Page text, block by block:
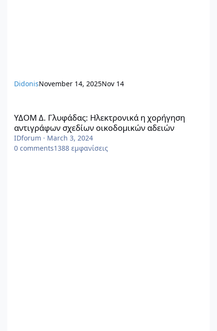
DidonisNovember 14, 2025Nov 14
ΥΔΟΜ Δ. Γλυφάδας: Ηλεκτρονικά η χορήγηση
αντιγράφων σχεδίων οικοδομικών αδειών
IDforum · March 3, 2024
0 comments1388 εμφανίσεις